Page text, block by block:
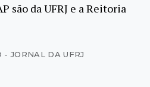
são da UFRJ e a Reitoria
- JORNAL DA UFRJ